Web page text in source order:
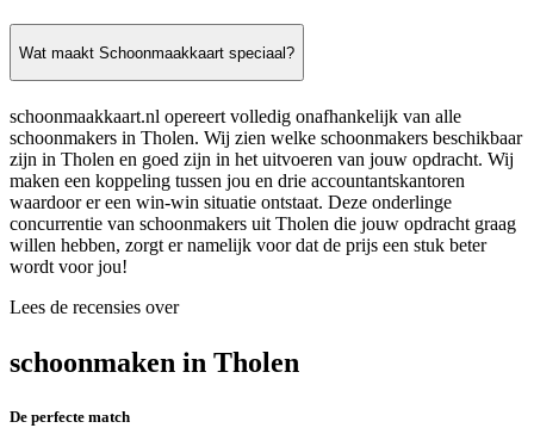
Wat maakt Schoonmaakkaart speciaal?
schoonmaakkaart.nl opereert volledig onafhankelijk van alle
schoonmakers in Tholen. Wij zien welke schoonmakers beschikbaar
zijn in Tholen en goed zijn in het uitvoeren van jouw opdracht. Wij
maken een koppeling tussen jou en drie accountantskantoren
waardoor er een win-win situatie ontstaat. Deze onderlinge
concurrentie van schoonmakers uit Tholen die jouw opdracht graag
willen hebben, zorgt er namelijk voor dat de prijs een stuk beter
wordt voor jou!
Lees de recensies over
schoonmaken in Tholen
De perfecte match